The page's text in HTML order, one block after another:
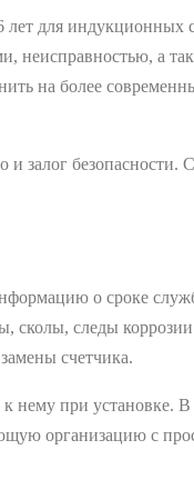
для индукционных
неисправностью, а
на более
и залог безопасности.
о сроке
сколы, следы
счетчика.
нему при установке.
организацию с